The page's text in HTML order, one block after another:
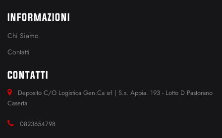
INFORMAZIONI
Chi Siamo
Contatti
CONTATTI
Deposito C/O Logistica Gen.Ca srl | S.s. Appia. 193 - Lotto D Pastorano
Caserta
0823654798